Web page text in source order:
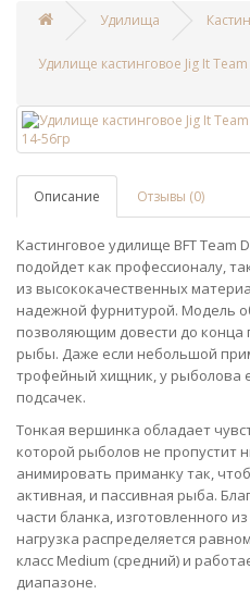
Удилища
Удилище кастинговое Jig It
Описание Отзывы (0)
Кастинговое удилище BFT Team
подойдет как профессионалу,
из высококачественных
надежной фурнитурой. Модель
позволяющим довести до конца
рыбы. Даже если небольшой
трофейный хищник, у рыболова
подсачек.
Тонкая вершинка обладает
которой рыболов не пропустит
анимировать приманку так,
активная, и пассивная рыба.
части бланка, изготовленного
нагрузка распределяется
класс Medium (средний) и
диапазоне.